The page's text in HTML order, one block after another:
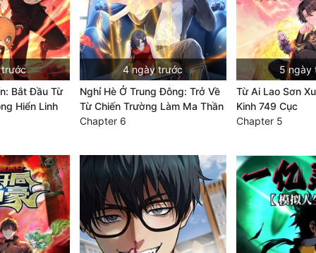
Bắt Đầu Từ
Hiển Linh
4 ngày trước
Nghỉ Hè Ở Trung Đông: Trở Về
Từ Chiến Trường Làm Ma Thần
Chapter 6
5 ngày
Từ Ai Lao Sơn
Kinh 749 Cục
Chapter 5